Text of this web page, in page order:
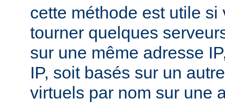
cette méthode est utile
tourner quelques
sur une même adresse
IP, soit basés sur un
virtuels par nom sur une